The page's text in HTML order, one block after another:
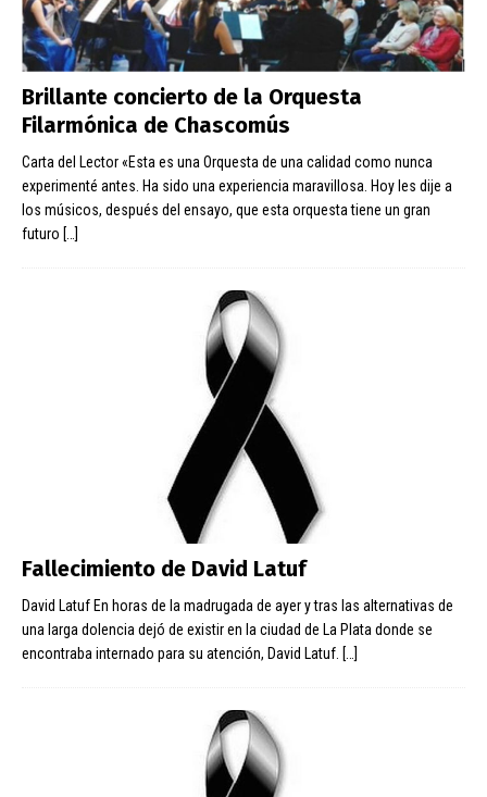
Brillante concierto de la Orquesta
Filarmónica de Chascomús
Carta del Lector «Esta es una Orquesta de una calidad como nunca
experimenté antes. Ha sido una experiencia maravillosa. Hoy les dije a
los músicos, después del ensayo, que esta orquesta tiene un gran
futuro […]
Fallecimiento de David Latuf
David Latuf En horas de la madrugada de ayer y tras las alternativas de
una larga dolencia dejó de existir en la ciudad de La Plata donde se
encontraba internado para su atención, David Latuf. […]